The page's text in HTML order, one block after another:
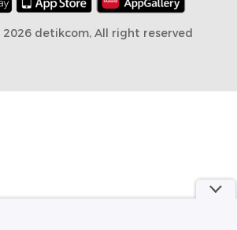
2026 detikcom, All right reserved